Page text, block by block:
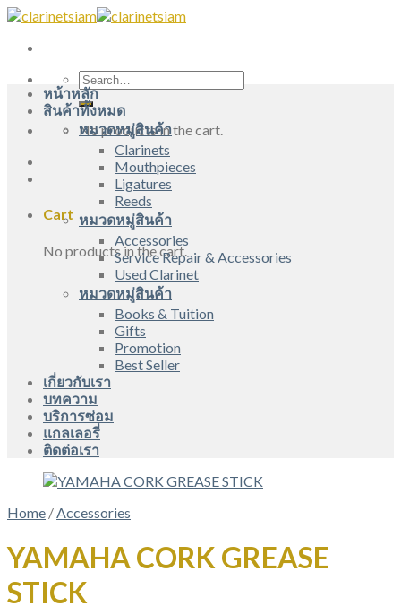
Skip
content
Search
for:
No products in the cart.
Cart
No products in the cart.
หน้าหลัก
สินค้าทั้งหมด
หมวดหมู่สินค้า
Clarinets
Mouthpieces
Ligatures
Reeds
หมวดหมู่สินค้า
Accessories
Service Repair & Accessories
Used Clarinet
หมวดหมู่สินค้า
Books & Tuition
Gifts
Promotion
Best Seller
เกี่ยวกับเรา
บทความ
บริการซ่อม
แกลเลอรี่
ติดต่อเรา
Home /Accessories
YAMAHA CORK GREASE
STICK